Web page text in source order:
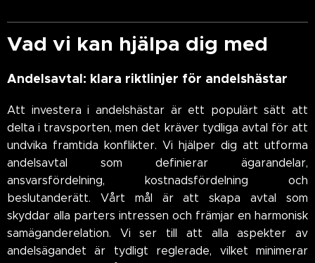
Vad vi kan hjälpa dig med
Andelsavtal: klara riktlinjer för andelshästar
Att investera i andelshästar är ett populärt sätt att
delta i travsporten, men det kräver tydliga avtal för att
undvika framtida konflikter. Vi hjälper dig att utforma
andelsavtal som definierar ägarandelar,
ansvarsfördelning, kostnadsfördelning och
beslutanderätt. Vårt mål är att skapa avtal som
skyddar alla parters intressen och främjar en harmonisk
samäganderelation. Vi ser till att alla aspekter av
andelsägandet är tydligt reglerade, vilket minimerar